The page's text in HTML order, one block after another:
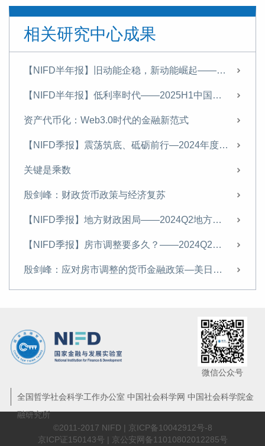
【NIFD季报】中央稳基建，地方财政活力有待激励——2024Q1地方区域财政
靠数字资本、新能源资本和人力资本，中国不可能得“日本病”
【NIFD季报】宏观政策需加力提效——2023Q2中国宏观金融报告
日本病
【NIFD季报】财政空间收窄，地方偿债压力加重——2023Q1地方区域财政
【NIFD季报】经济复苏结构不均衡——2023Q1中国宏观金融
唤醒乘数效应
【NIFD季报】财政收支分化，地方财政紧平衡——2022年度地方区域财政
相关研究中心成果
【NIFD半年报】旧动能企稳，新动能崛起————2025年宏观形势分析与2026年展望
【NIFD半年报】低利率时代——2025H1中国宏观金融
资产代币化：Web3.0时代的金融新范式
【NIFD季报】震荡筑底、砥砺前行—2024年度中国宏观金融
关键是乘数
殷剑峰：财政货币政策与经济复苏
【NIFD季报】地方财政困局——2024Q2地方区域财政
【NIFD季报】房市调整要多久？——2024Q2中国宏观金融
殷剑峰：应对房市调整的货币金融政策—美日比较及对中国的启示
微信公众号
全国哲学社会科学工作办公室 中国社会科学网 中国社会科学院金
融研究所
©2011-2017 NIFD | 京ICP备10042912号-8
京ICP证150143号 | 京公安网备11010802012285号